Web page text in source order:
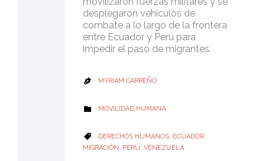
desplegaron vehículos de
combate a lo largo de la frontera
entre Ecuador y Perú para
impedir el paso de migrantes.
 MYRIAM CARREÑO
 CATEGORY
MOVILIDAD HUMANA
 CATEGORY
DERECHOS HUMANOS, ECUADOR,
MIGRACIÓN , PERÚ, VENEZUELA